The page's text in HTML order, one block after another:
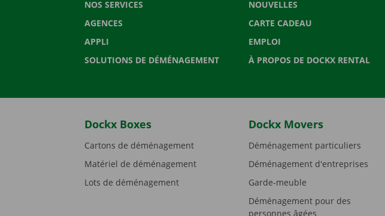
NOS SERVICES
AGENCES
APPLI
SOLUTIONS DE DÉMÉNAGEMENT
NOUVELLES
CARTE CADEAU
EMPLOI
À PROPOS DE DOCKX RENTAL
Dockx Boxes
Cartons de déménagement
Matériel de déménagement
Lots de déménagement
Dockx Movers
Déménagement particuliers
Déménagement d'entreprises
Garde-meuble
Déménagement pour des
personnes âgées